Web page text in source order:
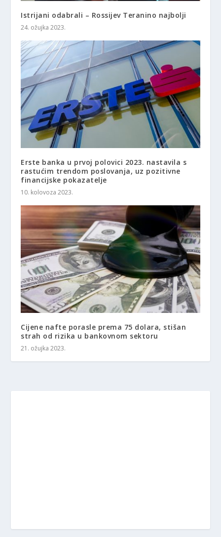
Istrijani odabrali – Rossijev Teranino najbolji
24. ožujka 2023.
Erste banka u prvoj polovici 2023. nastavila s
rastućim trendom poslovanja, uz pozitivne
financijske pokazatelje
10. kolovoza 2023.
Cijene nafte porasle prema 75 dolara, stišan
strah od rizika u bankovnom sektoru
21. ožujka 2023.